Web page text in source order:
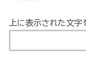
上に表示された文字